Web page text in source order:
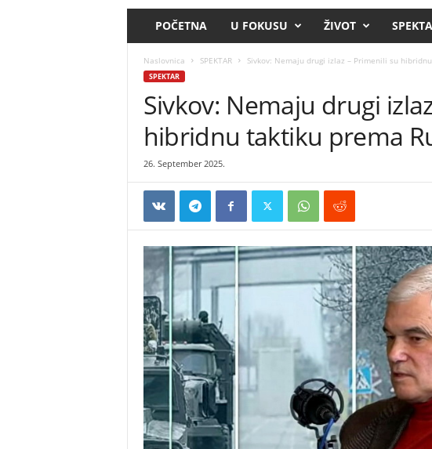
POČETNA U FOKUSU ŽIVOT
Naslovnica SPEKTAR Sivkov: Nemaju drugi izlaz – Primenili su
SPEKTAR
Sivkov: Nemaju drugi
hibridnu taktiku prema
26. September 2025.